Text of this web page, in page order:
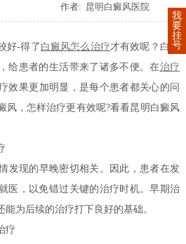
作者: 昆明白癜风医院
好-得了 白癜风怎么治疗才有效呢？白癜
给患者的生活带来了诸多不便。在治疗
效果更加明显，是每个患者都关心的问
风，怎样治疗更有效呢?看看昆明白癜风
发现的早晚密切相关。因此，患者在发
医，以免错过关键的治疗时机。早期治
为后续的治疗打下良好的基础。
疗
我
要
挂
号